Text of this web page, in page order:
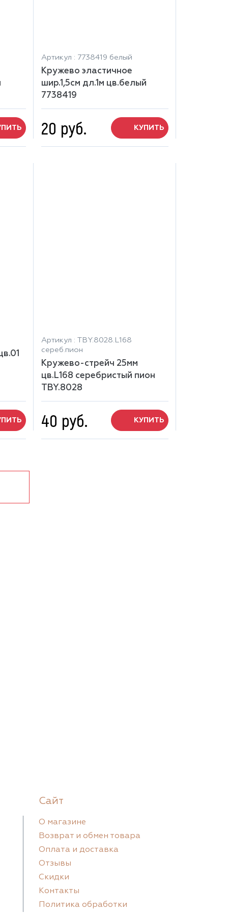
Артикул : 7738419 белый
Кружево эластичное
шир.1,5см дл.1м цв.белый
7738419
20 руб. КУПИТЬ
Артикул : TBY.8028.L168
сереб.пион
Кружево-стрейч 25мм
цв.L168 серебристый пион
TBY.8028
40 руб. КУПИТЬ
Сайт
О магазине
Возврат и обмен товара
Оплата и доставка
Отзывы
Скидки
Контакты
Политика обработки